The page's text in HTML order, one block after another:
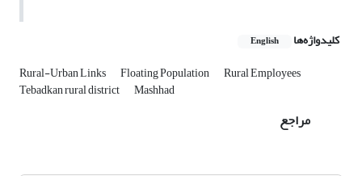
کلیدواژه‌ها English
Rural-Urban Links Floating Population Rural Employees
Tebadkan rural district Mashhad
مراجع